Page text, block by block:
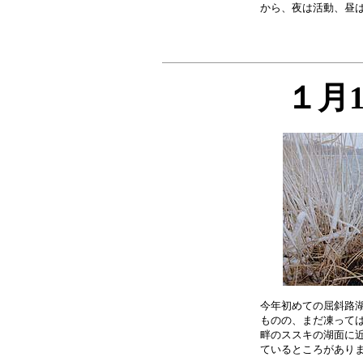
１月
今年初めての屈斜路
ものの、まだ凍って
畔のススキの湖面に
ているところがあり